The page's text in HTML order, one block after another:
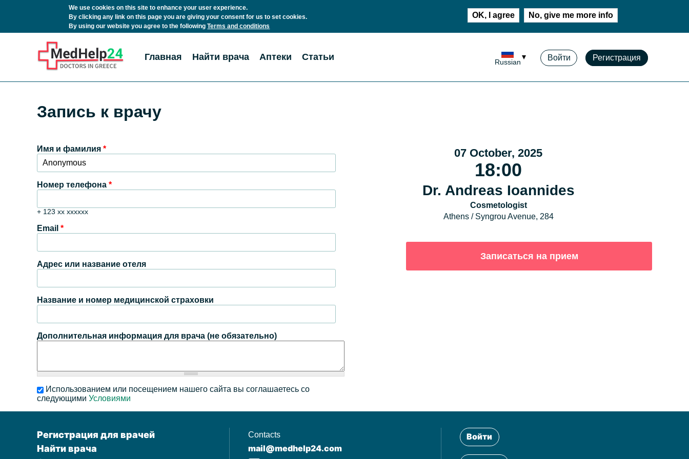
We use cookies on this site to enhance your user experience.
By clicking any link on this page you are giving your consent for us to set cookies.
By using our website you agree to the followingTerms and conditions
OK, I agree No, give me more info
Главная Найти врача Аптеки Статьи Russian Войти Регистрация
Запись к врачу
Имя и фамилия *
Номер телефона *
+ 123 xx xxxxxx
Email *
Адрес или название отеля
Название и номер медицинской страховки
Дополнительная информация для врача (не обязательно)
Использованием или посещением нашего сайта вы соглашаетесь со
следующими Условиями
07 October, 2025
18:00
Dr. Andreas Ioannides
Cosmetologist
Athens / Syngrou Avenue, 284
Регистрация для врачей
Найти врача
Contacts
mail@medhelp24.com
Войти